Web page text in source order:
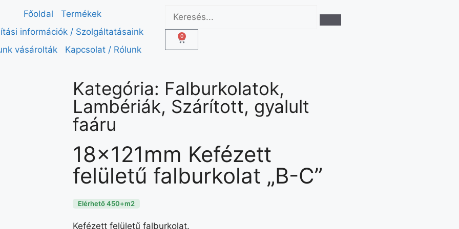
Főoldal
Termékek
információk / Szolgáltatásaink
vásárolták
Kapcsolat / Rólunk
0
Kategória: Falburkolatok,
Lambériák, Szárított, gyalult
faáru
18x121mm Kefézett
felületű falburkolat „B-C”
Elérhető 450+m2
Kefézett felületű falburkolat.